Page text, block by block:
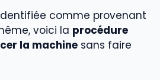
comme provenant
voici la procédure
la machine sans faire